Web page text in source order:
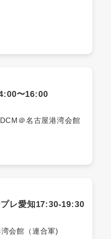
〜16:00
＠名古屋港湾会館
レ愛知17:30-19:30
会館（連合軍)